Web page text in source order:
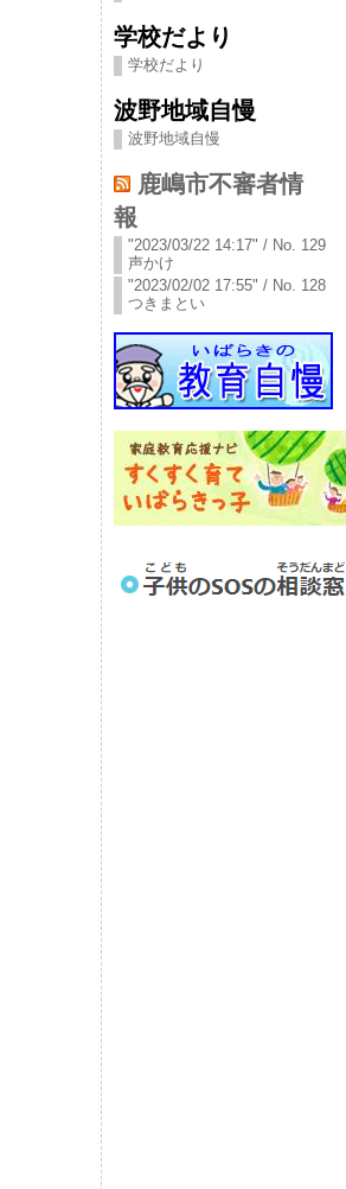
学校だより
学校だより
波野地域自慢
波野地域自慢
鹿嶋市不審者情
報
"2023/03/22 14:17" / No. 129
声かけ
"2023/02/02 17:55" / No. 128
つきまとい